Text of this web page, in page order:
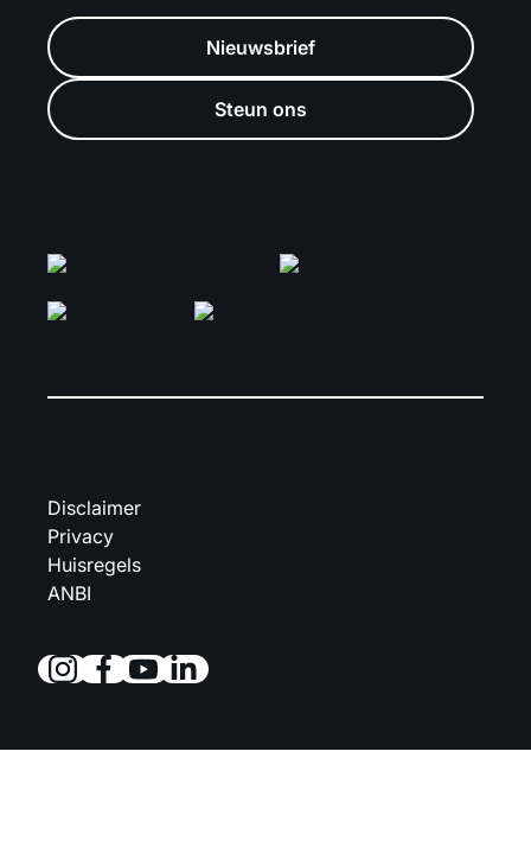
Nieuwsbrief
Steun ons
Disclaimer
Privacy
Huisregels
ANBI